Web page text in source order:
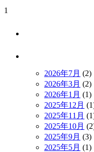
1
2026年7月 (2)
2026年3月 (2)
2026年1月 (1)
2025年12月
2025年11月
2025年10月
2025年9月 (3)
2025年5月 (1)